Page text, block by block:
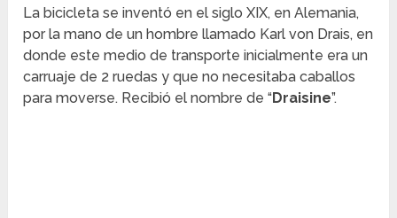
La bicicleta se inventó en el siglo XIX, en Alemania,
por la mano de un hombre llamado Karl von Drais, en
donde este medio de transporte inicialmente era un
carruaje de 2 ruedas y que no necesitaba caballos
para moverse. Recibió el nombre de “Draisine”.